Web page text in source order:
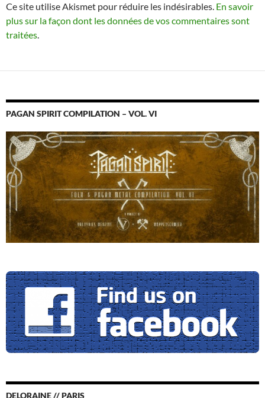
Ce site utilise Akismet pour réduire les indésirables. En savoir
plus sur la façon dont les données de vos commentaires sont
traitées.
PAGAN SPIRIT COMPILATION – VOL. VI
DELORAINE // PARIS